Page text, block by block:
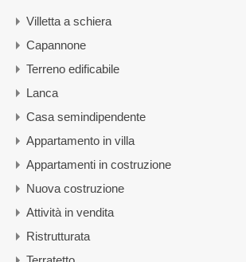
Villetta a schiera
Capannone
Terreno edificabile
Lanca
Casa semindipendente
Appartamento in villa
Appartamenti in costruzione
Nuova costruzione
Attività in vendita
Ristrutturata